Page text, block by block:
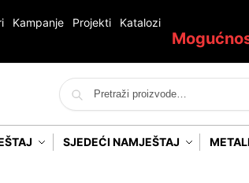
Kampanje Projekti
Katalozi
SJEDEĆI NAMJEŠTAJ